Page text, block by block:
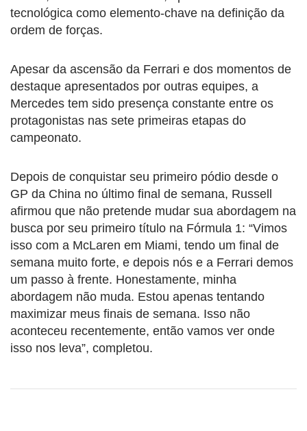
tecnológica como elemento-chave na definição da
ordem de forças.
Apesar da ascensão da Ferrari e dos momentos de
destaque apresentados por outras equipes, a
Mercedes tem sido presença constante entre os
protagonistas nas sete primeiras etapas do
campeonato.
Depois de conquistar seu primeiro pódio desde o
GP da China no último final de semana, Russell
afirmou que não pretende mudar sua abordagem na
busca por seu primeiro título na Fórmula 1: “Vimos
isso com a McLaren em Miami, tendo um final de
semana muito forte, e depois nós e a Ferrari demos
um passo à frente. Honestamente, minha
abordagem não muda. Estou apenas tentando
maximizar meus finais de semana. Isso não
aconteceu recentemente, então vamos ver onde
isso nos leva”, completou.